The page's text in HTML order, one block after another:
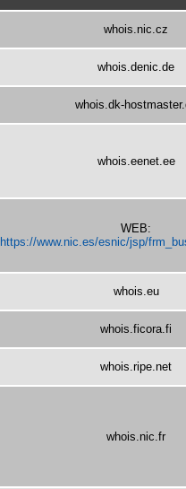
whois.nic.cz
whois.denic.de
whois.dk-
whois.eenet.ee
WEB:
https://www.nic.es/esnic/jsp/
whois.eu
whois.ficora.fi
whois.ripe.net
whois.nic.fr